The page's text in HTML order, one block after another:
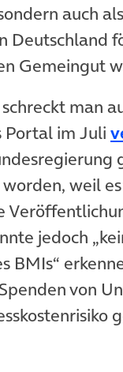
auch
Deutschland
Gemeingut
man
Portal im Juli
weil
jedoch
BMIs“
von